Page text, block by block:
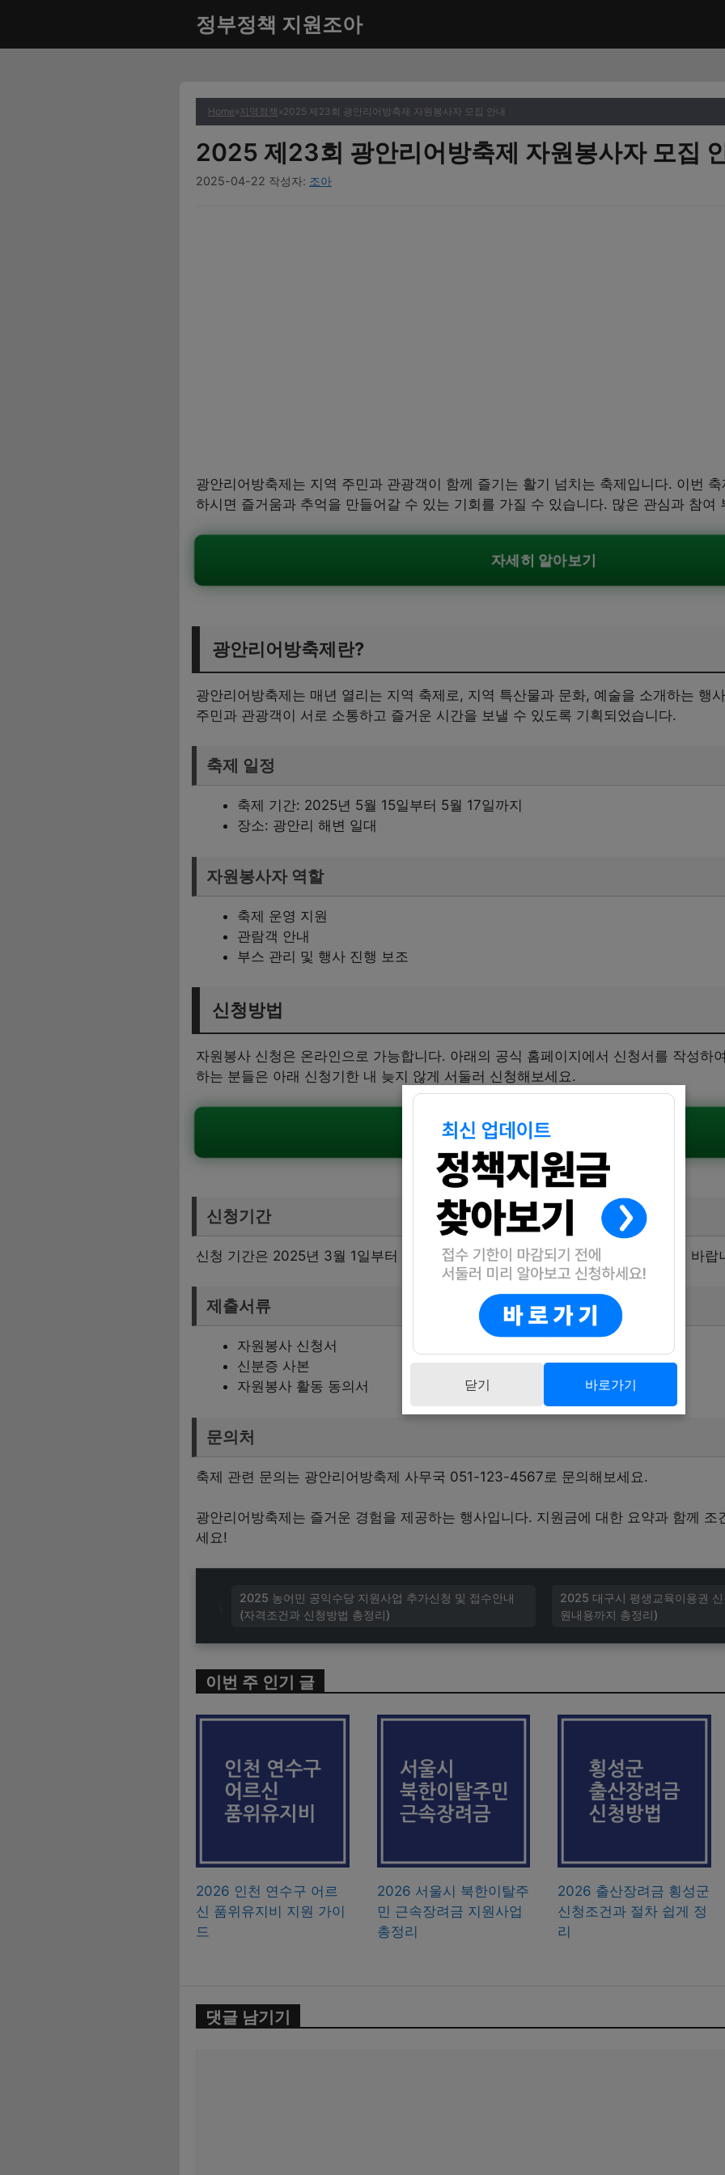
츠
정부정책 지원조아
Home»지역정책 »2025 제23회 광안리어방축제 자원봉사자 모집 안내
2025 제23회 광안리어방축제 자원봉사자 모집
2025-04-22 작성자: 조아
광안리어방축제는 지역 주민과 관광객이 함께 즐기는 활기 넘치는 축제입니다. 이번
하시면 즐거움과 추억을 만들어갈 수 있는 기회를 가질 수 있습니다. 많은 관심과 참여
자세히 알아보기
광안리어방축제란?
광안리어방축제는 매년 열리는 지역 축제로, 지역 특산물과 문화, 예술을 소개하는 행
주민과 관광객이 서로 소통하고 즐거운 시간을 보낼 수 있도록 기획되었습니다.
축제 일정
축제 기간: 2025년 5월 15일부터 5월 17일까지
장소: 광안리 해변 일대
자원봉사자 역할
축제 운영 지원
관람객 안내
부스 관리 및 행사 진행 보조
신청방법
자원봉사 신청은 온라인으로 가능합니다. 아래의 공식 홈페이지에서 신청서를 작성하
하는 분들은 아래 신청기한 내 늦지 않게 서둘러 신청해보세요.
공식공고 확인하기
신청기간
신청 기간은 2025년 3월 1일부터 4월 30일까지입니다. 기간 내에 신청해 주시기 바랍
제출서류
자원봉사 신청서
신분증 사본
자원봉사 활동 동의서
문의처
축제 관련 문의는 광안리어방축제 사무국 051-123-4567로 문의해보세요.
광안리어방축제는 즐거운 경험을 제공하는 행사입니다. 지원금에 대한 요약과 함께 조
세요!
2025 대구시 평생교육이용권
원내용까지 총정리)
2025 농어민 공익수당 지원사업 추가신청 및 접수안내
(자격조건과 신청방법 총정리)
이번 주 인기 글
2026 인천 연수구 어르
신 품위유지비 지원 가이
드
2026 서울시 북한이탈주
민 근속장려금 지원사업
총정리
2026 출산장려금 횡성군
신청조건과 절차 쉽게 정
리
댓글 남기기
닫기 바로가기